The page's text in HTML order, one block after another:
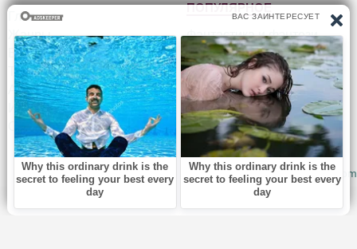
Главная
Жанры
Блог
Топ-100
Авторы
Исполнители
Обратная связь
ПОПУЛЯРНОЕ
Фантастика и фэнтези
Детективы, триллеры
Для детей
Роман, проза
Приключения
Юмор, сатира
© 2010-2026Audiobook-mp3.com